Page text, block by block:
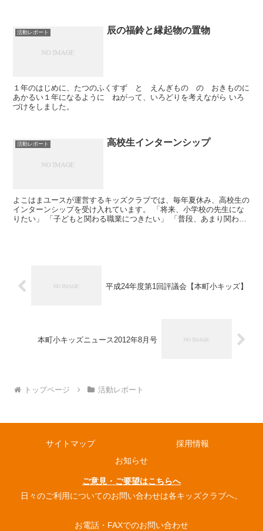
活動レポート 辰の福鈴と縁起物の置物
１年のはじめに、たつのふくすず と えんぎもの の おきものに
あかるい１年になるように ねがって、いろどりを考えながら いろ
づけをしました。
活動レポート 高校生インターンシップ
よこはまユースが運営するキッズクラブでは、毎年夏休み、高校生の
インターンシップを受け入れています。 「将来、小学校の先生にな
りたい」 「子どもと関わる職業につきたい」 「普段、あまり関わる
平成24年度第1回評議会【本町小キッズ】
本町小キッズニュース2012年8月号
トップページ 活動レポート
サイトマップ
採用情報
お知らせ
ご意見・ご要望はこちらへ
日々のご利用についてのお問い合わせは各キッズクラブへ。
お電話・FAXでのお問い合わせ